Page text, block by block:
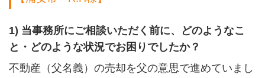
1) 当事務所にご相談いただく前に、どのようなこ
と・どのような状況でお困りでしたか？
不動産（父名義）の売却を父の意思で進めていまし